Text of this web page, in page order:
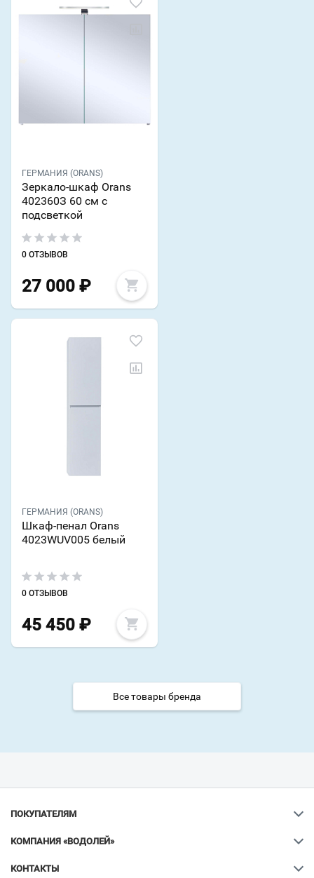
ГЕРМАНИЯ (ORANS)
Зеркало-шкаф Orans
402360З 60 см с
подсветкой
0 ОТЗЫВОВ
27 000 ₽
ГЕРМАНИЯ (ORANS)
Шкаф-пенал Orans
4023WUV005 белый
0 ОТЗЫВОВ
45 450 ₽
Все товары бренда
ПОКУПАТЕЛЯМ
КОМПАНИЯ «ВОДОЛЕЙ»
КОНТАКТЫ